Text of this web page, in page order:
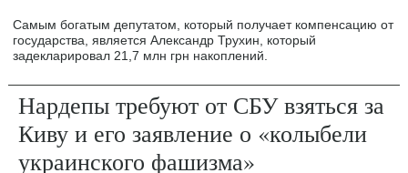
Самым богатым депутатом, который получает компенсацию от
государства, является Александр Трухин, который
задекларировал 21,7 млн грн накоплений.
Нардепы требуют от СБУ взяться за
Киву и его заявление о «колыбели
украинского фашизма»